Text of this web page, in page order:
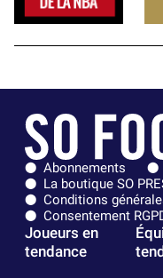
Abonnements
La boutique SO
Conditions
Consentement
Joueurs en
tendance